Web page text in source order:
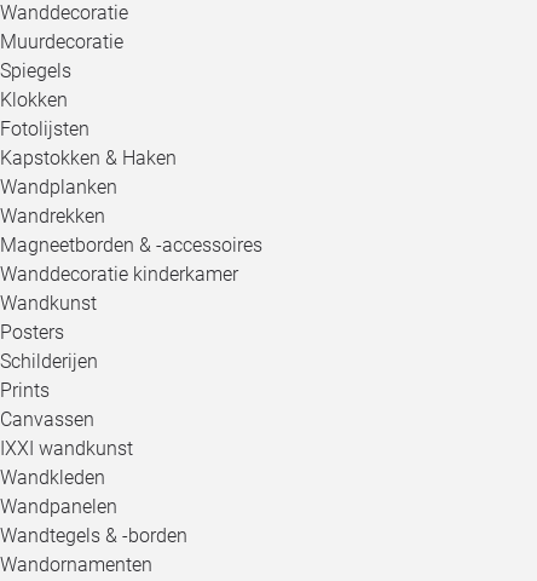
Wanddecoratie
Muurdecoratie
Spiegels
Klokken
Fotolijsten
Kapstokken & Haken
Wandplanken
Wandrekken
Magneetborden & -accessoires
Wanddecoratie kinderkamer
Wandkunst
Posters
Schilderijen
Prints
Canvassen
IXXI wandkunst
Wandkleden
Wandpanelen
Wandtegels & -borden
Wandornamenten